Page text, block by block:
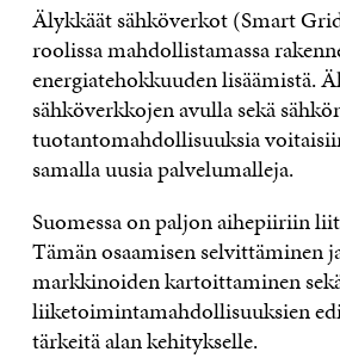
Älykkäät sähköverkot (Smart
roolissa mahdollistamassa
energiatehokkuuden lisäämistä.
sähköverkkojen avulla sekä
tuotantomahdollisuuksia
samalla uusia palvelumalleja.
Suomessa on paljon aihepiiriin
Tämän osaamisen selvittäminen
markkinoiden kartoittaminen
liiketoimintamahdollisuuksien
tärkeitä alan kehitykselle.